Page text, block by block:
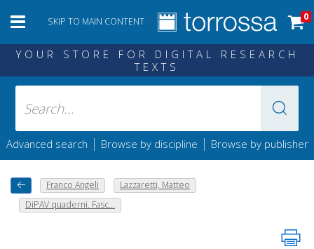
SKIP TO MAIN CONTENT 0
YOUR STORE FOR DIGITAL RESEARCH
TEXTS
Advanced search | Browse by discipline | Browse by publisher
Franco Angeli
Lazzaretti, Matteo
DiPAV quaderni. Fasc...